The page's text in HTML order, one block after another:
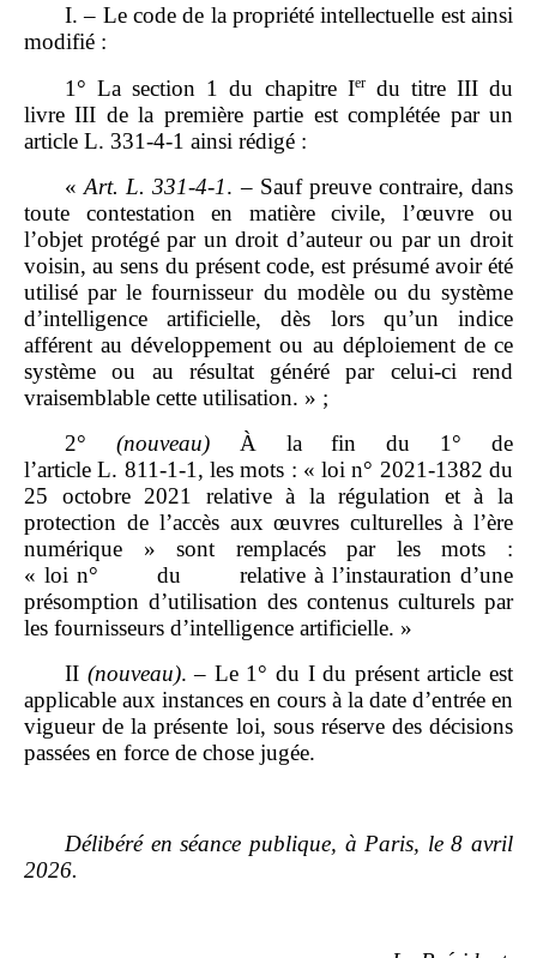
I. – Le code de la propriété intellectuelle est ainsi
modifié :
1° La section 1 du chapitre Ierdu titre III du
livre III de la première partie est complétée par un
article L. 331‑4‑1 ainsi rédigé :
«Art. L. 331‑4‑1. – Sauf preuve contraire, dans
toute contestation en matière civile, l’œuvre ou
l’objet protégé par un droit d’auteur ou par un droit
voisin, au sens du présent code, est présumé avoir été
utilisé par le fournisseur du modèle ou du système
d’intelligence artificielle, dès lors qu’un indice
afférent au développement ou au déploiement de ce
système ou au résultat généré par celui‑ci rend
vraisemblable cette utilisation. » ;
2° (nouveau)À la fin du 1° de
l’article L. 811‑1‑1, les mots : « loi n° 2021‑1382 du
25 octobre 2021 relative à la régulation et à la
protection de l’accès aux œuvres culturelles à l’ère
numérique » sont remplacés par les mots :
« loi n° du relative à l’instauration d’une
présomption d’utilisation des contenus culturels par
les fournisseurs d’intelligence artificielle. »
II (nouveau). – Le 1° du I du présent article est
applicable aux instances en cours à la date d’entrée en
vigueur de la présente loi, sous réserve des décisions
passées en force de chose jugée.
Délibéré en séance publique, à Paris, le 8 avril
2026.